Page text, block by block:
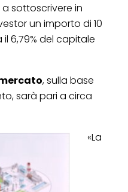
a sottoscrivere in
un importo di 10
6,79% del capitale
, sulla base
sarà pari a circa
«La